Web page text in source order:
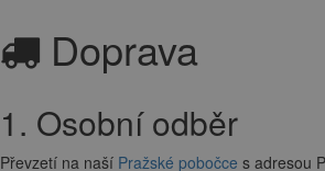
Doprava
1. Osobní odběr
Převzetí na naší Pražské pobočce s adresou